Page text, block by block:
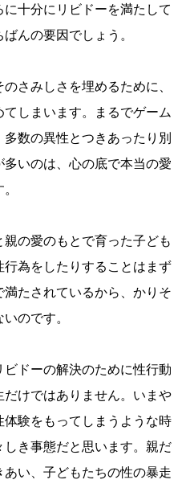
十分にリビドーを満たして
んの要因でしょう。
さみしさを埋めるために、
しまいます。まるでゲーム
数の異性とつきあったり別
いのは、心の底で本当の愛
の愛のもとで育った子ども
為をしたりすることはまず
たされているから、かりそ
のです。
ドーの解決のために性行動
けではありません。いまや
験をもってしまうような時
き事態だと思います。親だ
い、子どもたちの性の暴走